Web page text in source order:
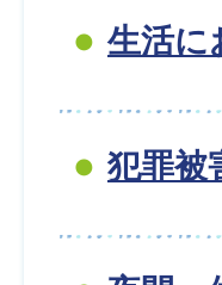
生活に
犯罪被